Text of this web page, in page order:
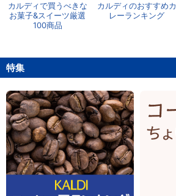
カルディで買うべきな
お菓子&スイーツ厳選
100商品
カルディのおすすめカ
レーランキング
特集